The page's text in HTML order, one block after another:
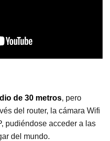
de 30 metros, pero
del router, la cámara Wifi
pudiéndose acceder a las
del mundo.